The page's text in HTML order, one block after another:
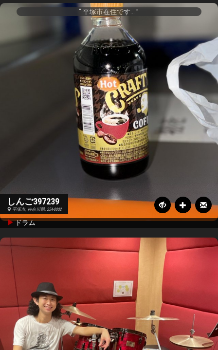
平塚市在住です...
しんご397239
平塚市, 神奈川県, 254-0002
ドラム